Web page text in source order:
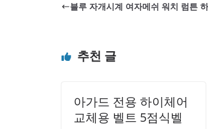
구성이 뛰어
은 다양한 스
블루 자개시계 여자메쉬 워치 럼튼
추천 글
아가드 전용 하이체어
교체용 벨트 5점식벨